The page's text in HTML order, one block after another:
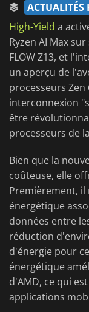
ACTUALITÉS
High-Yield a
Ryzen AI Max
FLOW Z13, et
un aperçu de
processeurs
interconnexion
être
processeurs de
Bien que la
coûteuse, elle
Premièrement,
énergétique
données entre
réduction
d'énergie pour
énergétique
d'AMD, ce qui
applications